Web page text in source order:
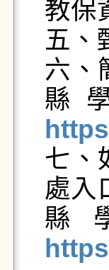
教保
五、
六、
縣
七、
處入
縣